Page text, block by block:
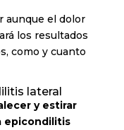
aunque el dolor
los resultados
como y cuanto
lateral
y estirar
epicondilitis